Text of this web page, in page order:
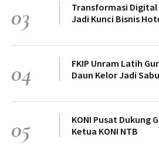
03
Transformasi
Jadi Kunci Bisnis
04
FKIP Unram Latih
Daun Kelor Jadi
05
KONI Pusat Dukung
Ketua KONI NTB